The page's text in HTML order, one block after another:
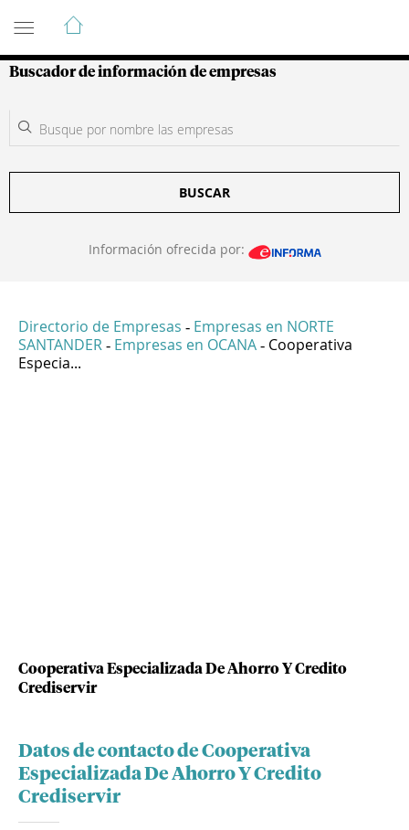
Guía de Empresas Colombianas
Buscador de información de empresas
BUSCAR
Información ofrecida por:
Directorio de Empresas - Empresas en NORTE
SANTANDER - Empresas en OCANA - Cooperativa
Especia...
Cooperativa Especializada De Ahorro Y Credito
Crediservir
Datos de contacto de Cooperativa
Especializada De Ahorro Y Credito
Crediservir